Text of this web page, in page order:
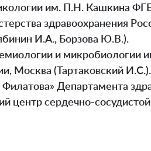
им. П.Н. Кашкина
здравоохранения
И.А., Борзова Ю.В.).
и микробиологии
Москва (Тартаковский И.С.).
Департамента
сердечно-